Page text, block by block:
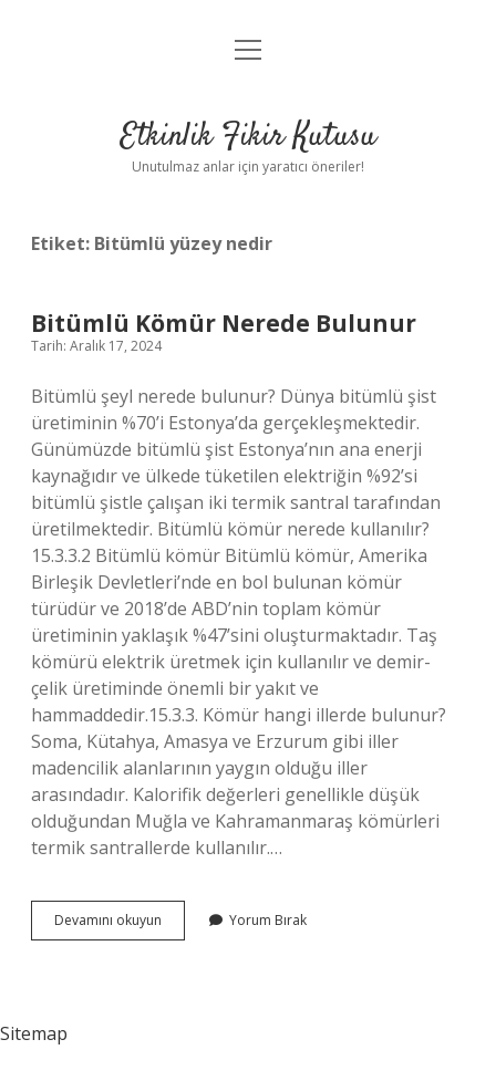
Anasayfa
Yasal Uyarı
menüyü
Etkinlik Fikir Kutusu
Unutulmaz anlar için yaratıcı öneriler!
Etiket: Bitümlü yüzey nedir
Bitümlü Kömür Nerede Bulunur
Tarih: Aralık 17, 2024
Bitümlü şeyl nerede bulunur? Dünya bitümlü şist
üretiminin %70’i Estonya’da gerçekleşmektedir.
Günümüzde bitümlü şist Estonya’nın ana enerji
kaynağıdır ve ülkede tüketilen elektriğin %92’si
bitümlü şistle çalışan iki termik santral tarafından
üretilmektedir. Bitümlü kömür nerede kullanılır?
15.3.3.2 Bitümlü kömür Bitümlü kömür, Amerika
Birleşik Devletleri’nde en bol bulunan kömür
türüdür ve 2018’de ABD’nin toplam kömür
üretiminin yaklaşık %47’sini oluşturmaktadır. Taş
kömürü elektrik üretmek için kullanılır ve demir-
çelik üretiminde önemli bir yakıt ve
hammaddedir.15.3.3. Kömür hangi illerde bulunur?
Soma, Kütahya, Amasya ve Erzurum gibi iller
madencilik alanlarının yaygın olduğu iller
arasındadır. Kalorifik değerleri genellikle düşük
olduğundan Muğla ve Kahramanmaraş kömürleri
termik santrallerde kullanılır.…
Devamını okuyun
Kömür
Yorum Bırak
Sitemap